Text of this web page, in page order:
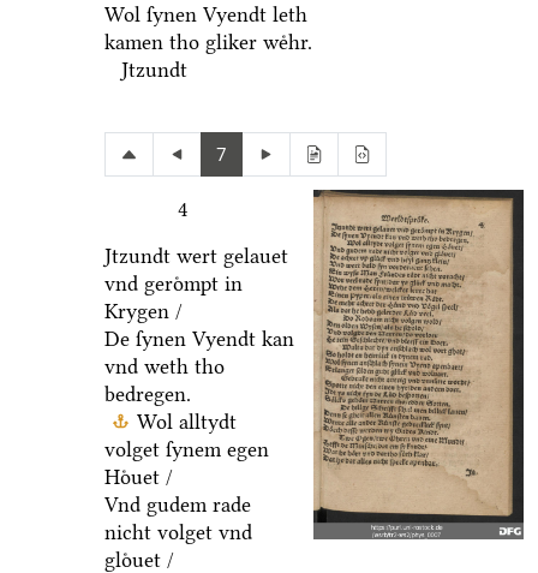
Wol ſynen Vyendt leth
kamen tho gliker weͤhr.
Jtzundt
7
4
Jtzundt wert gelauet
vnd geroͤmpt in
Krygen /
De ſynen Vyendt kan
vnd weth tho
bedregen.
Wol alltydt
volget ſynem egen
Hoͤuet /
Vnd gudem rade
nicht volget vnd
gloͤuet /